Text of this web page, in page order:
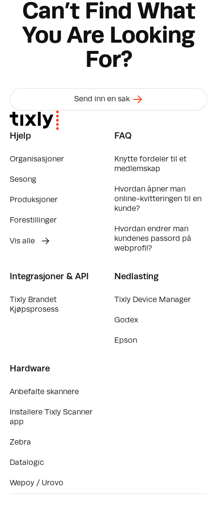
Can’t Find What
You Are Looking
For?
Send inn en sak
Hjelp
Organisasjoner
Sesong
Produksjoner
Forestillinger
Vis alle
FAQ
Knytte fordeler til et
medlemskap
Hvordan åpner man
online-kvitteringen til en
kunde?
Hvordan endrer man
kundenes passord på
webprofil?
Integrasjoner & API
Tixly Brandet
Kjøpsprosess
Nedlasting
Tixly Device Manager
Godex
Epson
Hardware
Anbefalte skannere
Installere Tixly Scanner
app
Zebra
Datalogic
Wepoy / Urovo